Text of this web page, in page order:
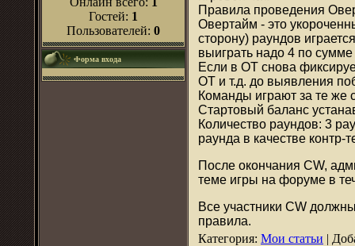
Гостей: 1
Пользователей: 0
Форма входа
Правила проведения
Овертайм - это
сторону) раундов
выиграть надо 4 по
Если в ОТ снова
ОТ и т.д. до выявления
Команды играют за те же
Стартовый баланс
Количество раундов: 3
раунда в качестве
После окончания CW,
теме игры на форуме в
Все участники CW
правила.
Категория: Мои статьи |